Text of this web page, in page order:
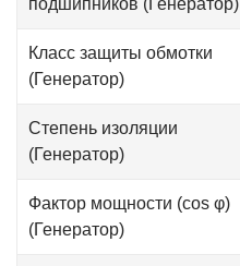
Класс защиты обмотки
(Генератор)
Степень изоляции
(Генератор)
Фактор мощности (cos φ)
(Генератор)